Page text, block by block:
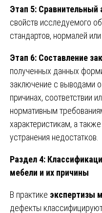
Этап 5: Сравнительный
свойств исследуемого
стандартов, нормалей
Этап 6: Составление
полученных данных
заключение с выводами
причинах, соответствии
нормативным
характеристикам, а
устранения недостатков.
Раздел 4:
мебели и их причины
В практике экспертизы
дефекты